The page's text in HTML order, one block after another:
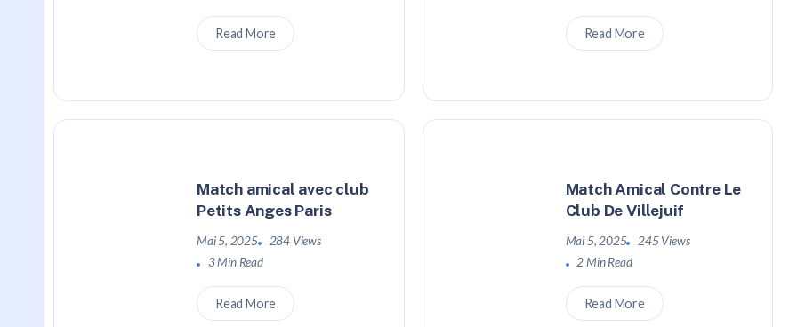
Read More Read More
Match amical avec club
Petits Anges Paris
Mai 5, 2025
284 Views
3 Min Read
Read More
Match Amical Contre Le
Club De Villejuif
Mai 5, 2025
245 Views
2 Min Read
Read More